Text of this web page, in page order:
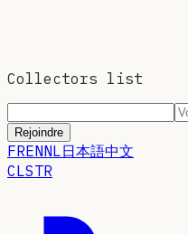
Collectors list
Rejoindre
FRENNL日本語中文
CLSTR